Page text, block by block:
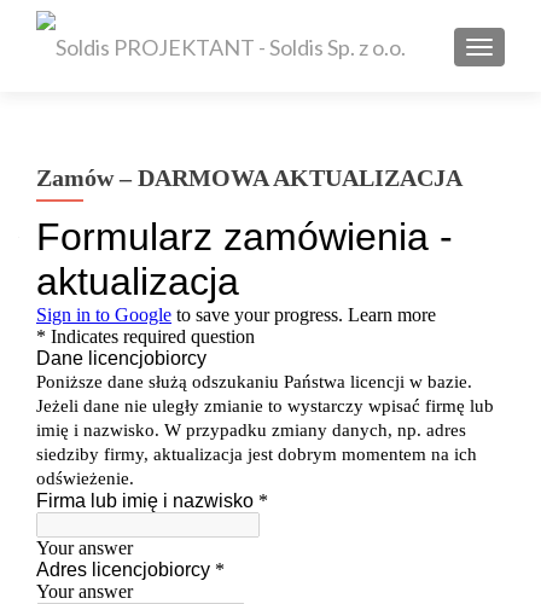
Zamów – DARMOWA AKTUALIZACJA